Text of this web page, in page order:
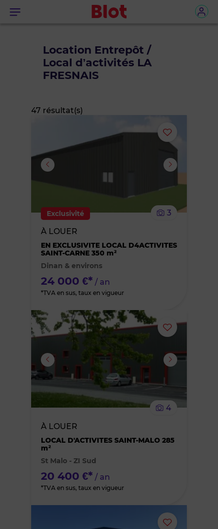
Menu
Location Entrepôt /
Local d’activités LA
FRESNAIS
47 résultat(s)
Ajouter
ou
des
Exclusivité
3
À LOUER
EN EXCLUSIVITE LOCAL D4ACTIVITES
SAINT-CARNE 350 m²
Dinan & environs
24 000 €* / an
*TVA en sus, taux en vigueur
Ajouter
ou
des
4
À LOUER
LOCAL D'ACTIVITES SAINT-MALO 285
m²
St Malo - ZI Sud
20 400 €* / an
*TVA en sus, taux en vigueur
Ajouter